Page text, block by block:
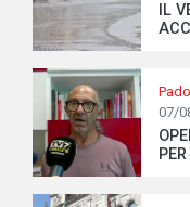
IL
07/